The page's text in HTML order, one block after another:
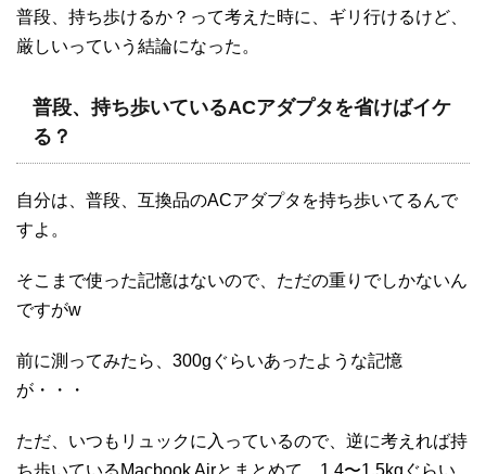
普段、持ち歩けるか？って考えた時に、ギリ行けるけど、
厳しいっていう結論になった。
普段、持ち歩いているACアダプタを省けばイケ
る？
自分は、普段、互換品のACアダプタを持ち歩いてるんで
すよ。
そこまで使った記憶はないので、ただの重りでしかないん
ですがw
前に測ってみたら、300gぐらいあったような記憶
が・・・
ただ、いつもリュックに入っているので、逆に考えれば持
ち歩いているMacbook Airとまとめて、1.4〜1.5kgぐらい